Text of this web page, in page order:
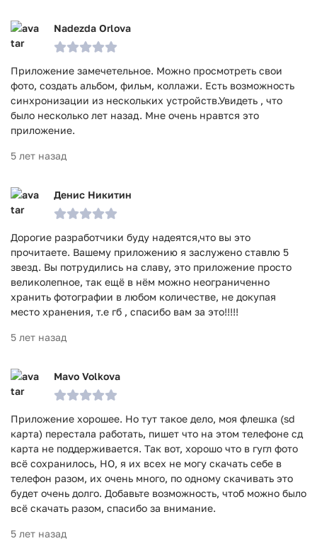
Nadezda Orlova
Приложение замечетельное. Можно просмотреть свои
фото, создать альбом, фильм, коллажи. Есть возможность
синхронизации из нескольких устройств.Увидеть , что
было несколько лет назад. Мне очень нравтся это
приложение.
5 лет назад
Денис Никитин
Дорогие разработчики буду надеятся,что вы это
прочитаете. Вашему приложению я заслужено ставлю 5
звезд. Вы потрудились на славу, это приложение просто
великолепное, так ещë в нëм можно неограниченно
хранить фотографии в любом количестве, не докупая
место хранения, т.е гб , спасибо вам за это!!!!!
5 лет назад
Mavo Volkova
Приложение хорошее. Но тут такое дело, моя флешка (sd
карта) перестала работать, пишет что на этом телефоне сд
карта не поддерживается. Так вот, хорошо что в гугл фото
всё сохранилось, НО, я их всех не могу скачать себе в
телефон разом, их очень много, по одному скачивать это
будет очень долго. Добавьте возможность, чтоб можно было
всё скачать разом, спасибо за внимание.
5 лет назад